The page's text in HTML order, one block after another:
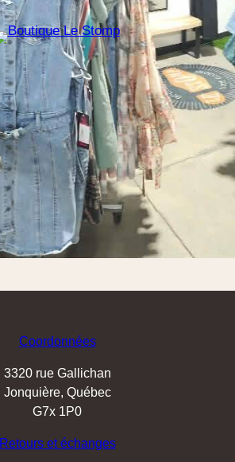
Coordonnées
3320 rue Gallichan
Jonquière, Québec
G7x 1P0
Retours etéchanges